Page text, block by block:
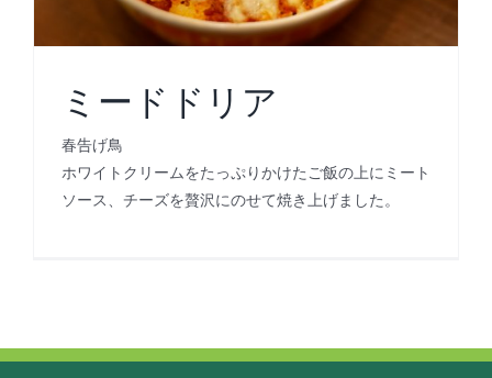
ミードドリア
春告げ鳥
ホワイトクリームをたっぷりかけたご飯の上にミート
ソース、チーズを贅沢にのせて焼き上げました。